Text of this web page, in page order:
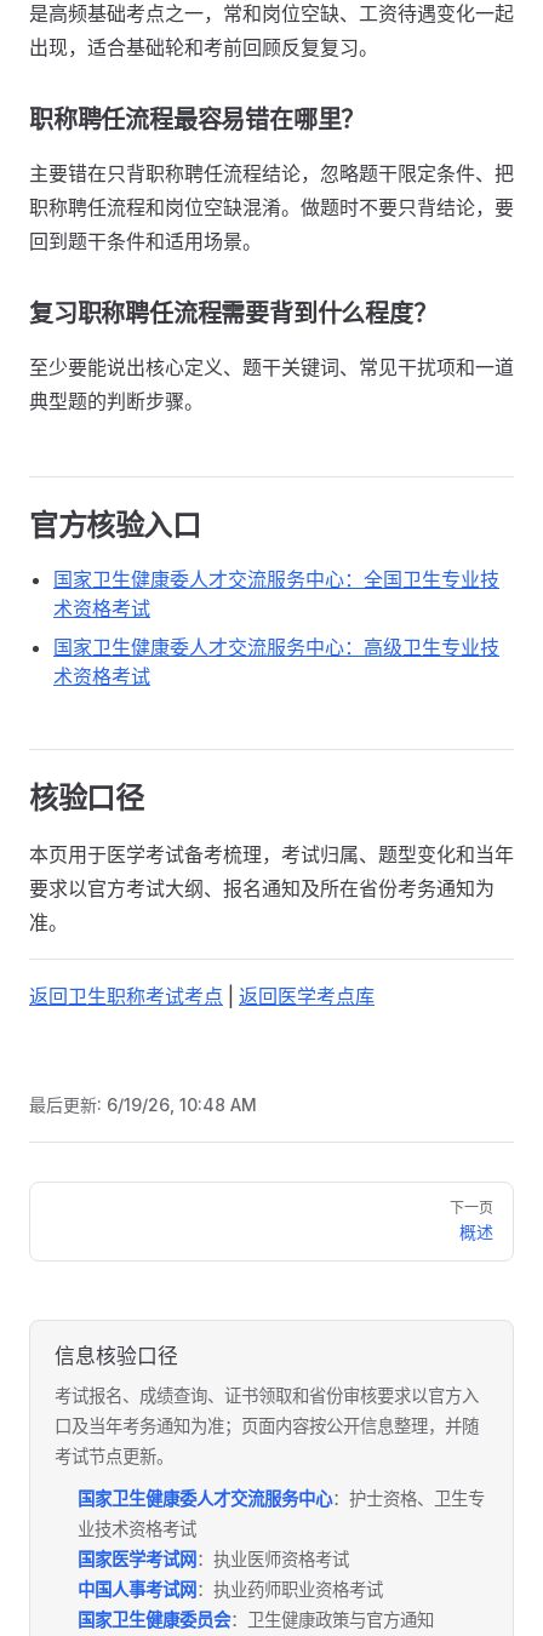
是高频基础考点之一，常和岗位空缺、工资待遇变化一起
出现，适合基础轮和考前回顾反复复习。
职称聘任流程最容易错在哪里？
主要错在只背职称聘任流程结论，忽略题干限定条件、把
职称聘任流程和岗位空缺混淆。做题时不要只背结论，要
回到题干条件和适用场景。
复习职称聘任流程需要背到什么程度？
至少要能说出核心定义、题干关键词、常见干扰项和一道
典型题的判断步骤。
官方核验入口
国家卫生健康委人才交流服务中心：全国卫生专业技
术资格考试
国家卫生健康委人才交流服务中心：高级卫生专业技
术资格考试
核验口径
本页用于医学考试备考梳理，考试归属、题型变化和当年
要求以官方考试大纲、报名通知及所在省份考务通知为
准。
返回卫生职称考试考点 返回医学考点库
最后更新: 6/19/26, 10:48 AM
Pager
下一页
概述
信息核验口径
考试报名、成绩查询、证书领取和省份审核要求以官方入
口及当年考务通知为准；页面内容按公开信息整理，并随
考试节点更新。
国家卫生健康委人才交流服务中心：护士资格、卫生专
业技术资格考试
国家医学考试网 ：执业医师资格考试
中国人事考试网 ：执业药师职业资格考试
国家卫生健康委员会：卫生健康政策与官方通知